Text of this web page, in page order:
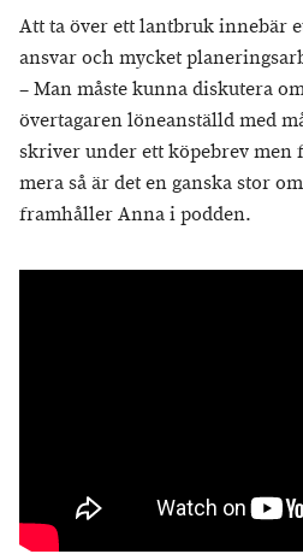
Att ta över ett lantbruk innebär
ansvar och mycket
– Man måste kunna diskutera
övertagaren löneanställd med
skriver under ett köpebrev men
mera så är det en ganska stor
framhåller Anna i podden.